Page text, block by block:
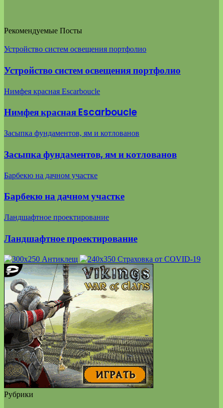
Рекомендуемые Посты
Устройство систем освещения портфолио
Устройство систем освещения портфолио
Нимфея красная Escarboucle
Нимфея красная Escarboucle
Засыпка фундаментов, ям и котлованов
Засыпка фундаментов, ям и котлованов
Барбекю на дачном участке
Барбекю на дачном участке
Ландшафтное проектирование
Ландшафтное проектирование
Рубрики